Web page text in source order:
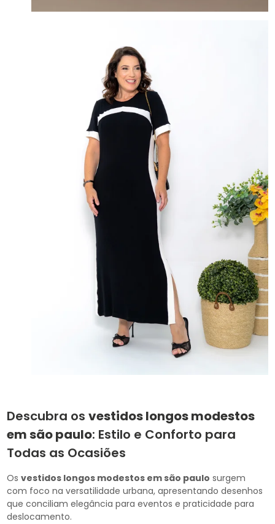
Descubra osvestidos longos modestos
em são paulo: Estilo e Conforto para
Todas as Ocasiões
Osvestidos longos modestos em são paulo surgem
com foco na versatilidade urbana, apresentando desenhos
que conciliam elegância para eventos e praticidade para
deslocamento.